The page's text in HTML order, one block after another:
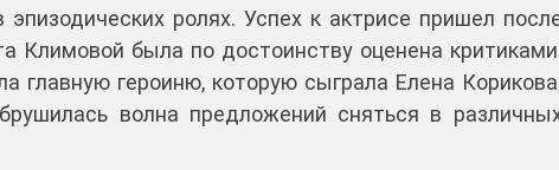
ролях. Успех к актрисе пришел
Климовой была по достоинству оценена
главную героиню, которую сыграла Елена
волна предложений сняться в